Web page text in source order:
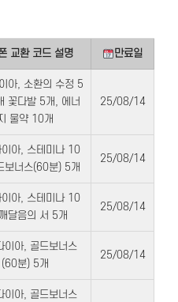
교환 코드 설명 만료일
아, 소환의 수정 5
꽃다발 5개, 에너
물약 10개
25/08/14
아, 스테미나 10
보너스(60분) 5개
25/08/14
아, 스테미나 10
달음의 서 5개
25/08/14
이아, 골드보너스
(60분) 5개
25/08/14
이아, 골드보너스